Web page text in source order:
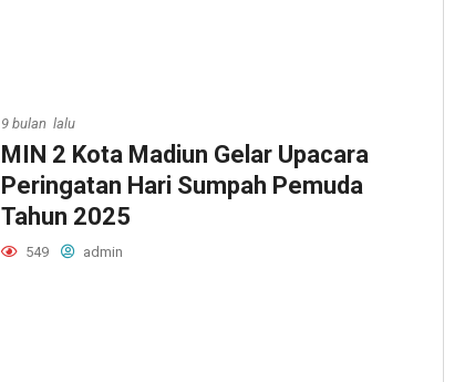
9 bulan lalu
MIN 2 Kota Madiun Gelar Upacara
Peringatan Hari Sumpah Pemuda
Tahun 2025
549 admin